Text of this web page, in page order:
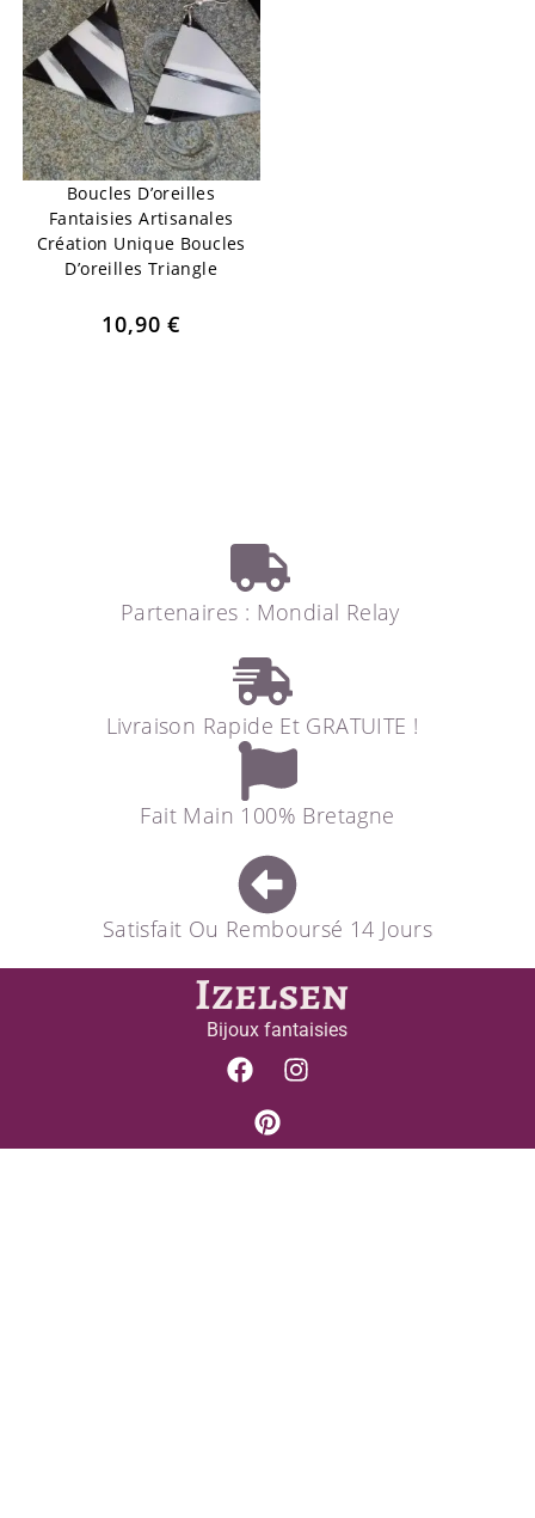
Boucles D’oreilles
Fantaisies Artisanales
Création Unique Boucles
D’oreilles Triangle
10,90€
Partenaires : Mondial Relay
Livraison Rapide Et GRATUITE !
Fait Main 100% Bretagne
Satisfait Ou Remboursé 14 Jours
Izelsen
Bijoux fantaisies